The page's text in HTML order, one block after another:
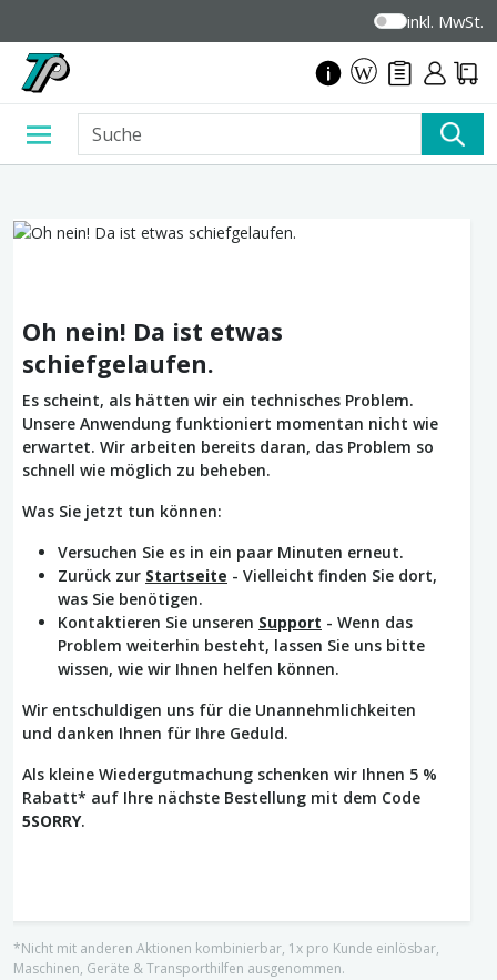
inkl. MwSt.
Oh nein! Da ist etwas
schiefgelaufen.
Es scheint, als hätten wir ein technisches Problem.
Unsere Anwendung funktioniert momentan nicht wie
erwartet. Wir arbeiten bereits daran, das Problem so
schnell wie möglich zu beheben.
Was Sie jetzt tun können:
Versuchen Sie es in ein paar Minuten erneut.
Zurück zur Startseite - Vielleicht finden Sie dort,
was Sie benötigen.
Kontaktieren Sie unseren Support - Wenn das
Problem weiterhin besteht, lassen Sie uns bitte
wissen, wie wir Ihnen helfen können.
Wir entschuldigen uns für die Unannehmlichkeiten
und danken Ihnen für Ihre Geduld.
Als kleine Wiedergutmachung schenken wir Ihnen 5 %
Rabatt* auf Ihre nächste Bestellung mit dem Code
5SORRY.
*Nicht mit anderen Aktionen kombinierbar, 1x pro Kunde einlösbar,
Maschinen, Geräte & Transporthilfen ausgenommen.